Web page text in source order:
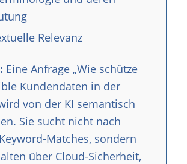
Relevanz
Eine Anfrage „Wie schütze
Kundendaten in der
von der KI semantisch
Sie sucht nicht nach
Matches, sondern
über Cloud-Sicherheit,